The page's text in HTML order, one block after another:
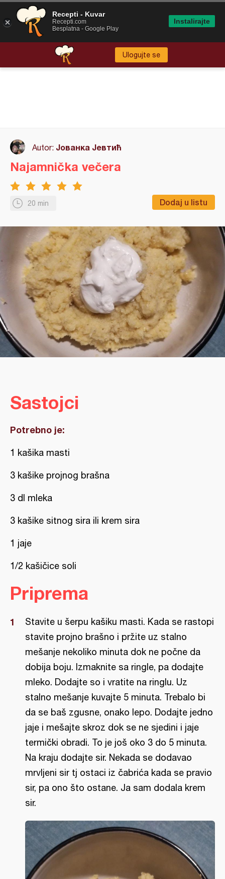
Ulogujte se
Autor: Јованка Јевтић
20 min Dodaj u listu
Najamnička večera
Sastojci
Potrebno je:
1 kašika masti
3 kašike projnog brašna
3 dl mleka
3 kašike sitnog sira ili krem sira
1 jaje
1/2 kašičice soli
Priprema
Stavite u šerpu kašiku masti. Kada se rastopi
stavite projno brašno i pržite uz stalno
mešanje nekoliko minuta dok ne počne da
dobija boju. Izmaknite sa ringle, pa dodajte
mleko. Dodajte so i vratite na ringlu. Uz
stalno mešanje kuvajte 5 minuta. Trebalo bi
da se baš zgusne, onako lepo. Dodajte jedno
jaje i mešajte skroz dok se ne sjedini i jaje
termički obradi. To je još oko 3 do 5 minuta.
Na kraju dodajte sir. Nekada se dodavao
mrvljeni sir tj ostaci iz čabrića kada se pravio
sir, pa ono što ostane. Ja sam dodala krem
sir.
Recepti - Kuvar
Recepti.com
Besplatna - Google Play
Instalirajte